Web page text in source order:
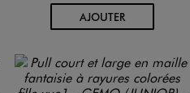
AJOUTERAU PANIER